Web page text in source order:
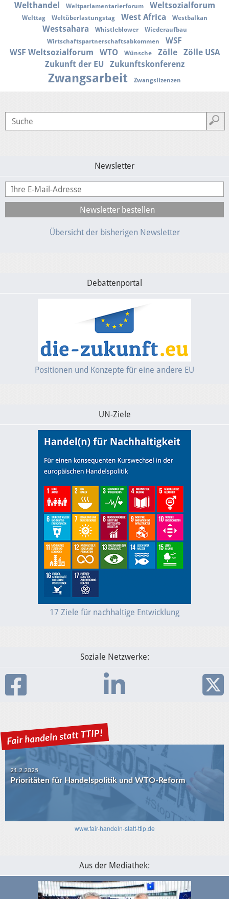
Welthandel Weltparlamentarierforum Weltsozialforum
Welttag Weltüberlastungstag West Africa Westbalkan
Westsahara Whistleblower
Wiederaufbau
Wirtschaftspartnerschaftsabkommen
WSF
WSF Weltsozialforum
WTO Wünsche Zölle
Zölle USA
Zukunft der EU
Zukunftskonferenz
Zwangsarbeit Zwangslizenzen
Newsletter
Übersicht der bisherigen Newsletter
Debattenportal
Positionen und Konzepte für eine andere EU
UN-Ziele
17 Ziele für nachhaltige Entwicklung
Soziale Netzwerke:
30.1.2025
USA-EU: Die Algorithmen und das transatlantische
www.fair-handeln-statt-ttip.de
Aus der Mediathek: